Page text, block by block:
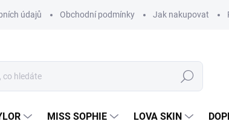
údajů Obchodní podmínky Jak nakupovat
Hledat
MISS SOPHIE LOVA SKIN